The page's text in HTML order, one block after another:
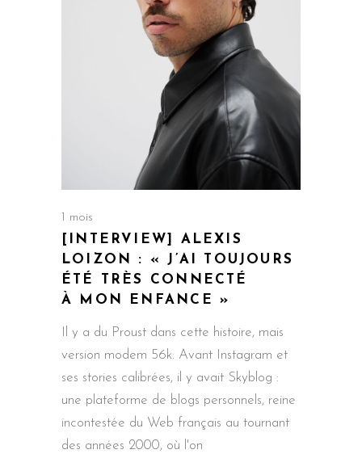
1 mois
[INTERVIEW] ALEXIS
LOIZON : « J’AI TOUJOURS
ÉTÉ TRÈS CONNECTÉ
À MON ENFANCE »
Il y a du Proust dans cette histoire, mais
version modem 56k. Avant Instagram et
ses stories calibrées, il y avait Skyblog :
une plateforme de blogs personnels, reine
incontestée du Web français au tournant
des années 2000, où l'on